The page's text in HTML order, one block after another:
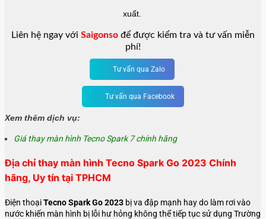
xuất.
Liên hệ ngay với Saigonso để được kiểm tra và tư vấn miễn
phí!
Tư vấn qua Zalo
Tư vấn qua Facebook
Xem thêm dịch vụ:
Giá thay màn hình Tecno Spark 7 chính hãng
Địa chỉ thay màn hình Tecno Spark Go 2023 Chính
hãng, Uy tín tại TPHCM
Điện thoạiTecno Spark Go 2023 bị va đập mạnh hay do làm rơi vào
nước khiến màn hình bị lỗi hư hỏng không thể tiếp tục sử dụng Trường